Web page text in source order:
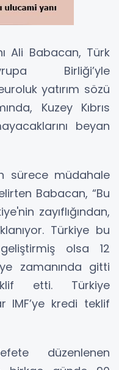
Ali Babacan, Türk
Birliği’yle
yatırım sözü
Kuzey Kıbrıs
beyan
sürece müdahale
Babacan, “Bu
zayıflığından,
Türkiye bu
olsa 12
zamanında gitti
etti. Türkiye
IMF’ye kredi teklif
düzenlenen